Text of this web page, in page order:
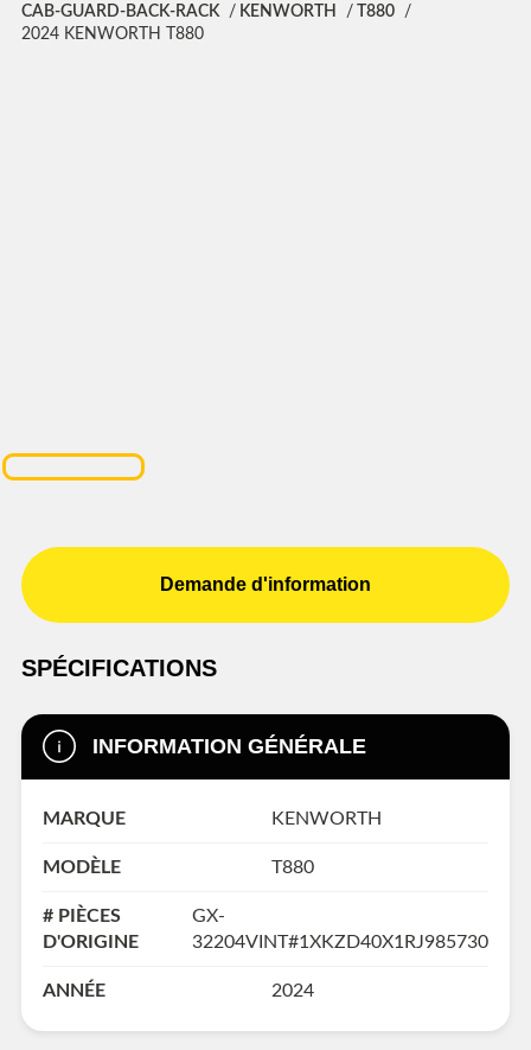
CAB-GUARD-BACK-RACK
KENWORTH
T880
2024 KENWORTH T880
Demande d'information
SPÉCIFICATIONS
INFORMATION GÉNÉRALE
MARQUE KENWORTH
MODÈLE T880
# PIÈCES
D'ORIGINE
GX-
32204VINT#1XKZD40X1RJ985730
ANNÉE 2024